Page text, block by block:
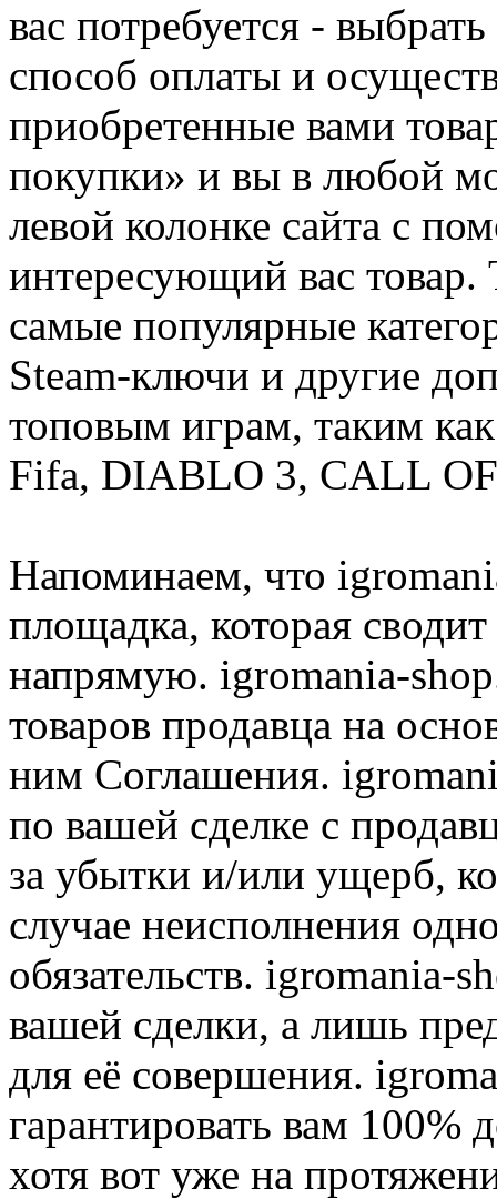
вас потребуется -
способ оплаты и
приобретенные вами
покупки» и вы в любой
левой колонке сайта с
интересующий вас
самые популярные
Steam-ключи и другие
топовым играм, таким
Fifa, DIABLO 3, CALL
Напоминаем, что
площадка, которая
напрямую. igromania-
товаров продавца на
ним Соглашения.
по вашей сделке с
за убытки и/или ущерб,
случае неисполнения
обязательств. igromania-
вашей сделки, а лишь
для её совершения.
гарантировать вам 100%
хотя вот уже на